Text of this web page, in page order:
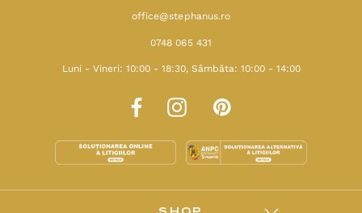
office@stephanus.ro
0748 065 431
Luni - Vineri: 10:00 - 18:30, Sâmbăta: 10:00 - 14:00